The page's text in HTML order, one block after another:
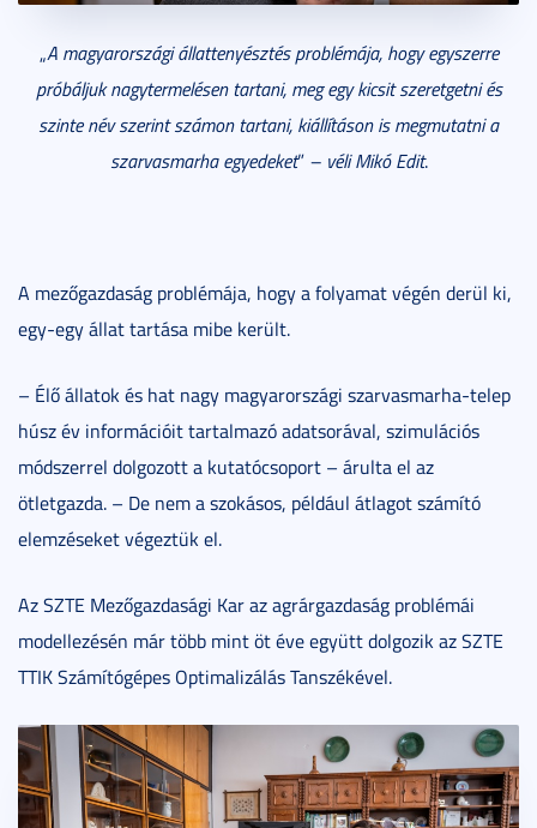
„A magyarországi állattenyésztés problémája, hogy egyszerre
próbáljuk nagytermelésen tartani, meg egy kicsit szeretgetni és
szinte név szerint számon tartani, kiállításon is megmutatni a
szarvasmarha egyedeket” – véli Mikó Edit.
A mezőgazdaság problémája, hogy a folyamat végén derül ki,
egy-egy állat tartása mibe került.
– Élő állatok és hat nagy magyarországi szarvasmarha-telep
húsz év információit tartalmazó adatsorával, szimulációs
módszerrel dolgozott a kutatócsoport – árulta el az
ötletgazda. – De nem a szokásos, például átlagot számító
elemzéseket végeztük el.
Az SZTE Mezőgazdasági Kar az agrárgazdaság problémái
modellezésén már több mint öt éve együtt dolgozik az SZTE
TTIK Számítógépes Optimalizálás Tanszékével.